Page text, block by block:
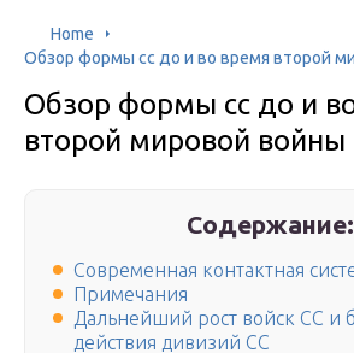
Home
Обзор формы сс до и во время второй
Обзор формы сс до и
второй мировой войны
Содержание:
Современная контактная
Примечания
Дальнейший рост войск СС и
действия дивизий СС